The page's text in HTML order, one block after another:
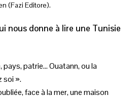
(Fazi Editore).
nous donne à lire une Tunisie
pays, patrie… Ouatann, ou la
soi ».
face à la mer, une maison